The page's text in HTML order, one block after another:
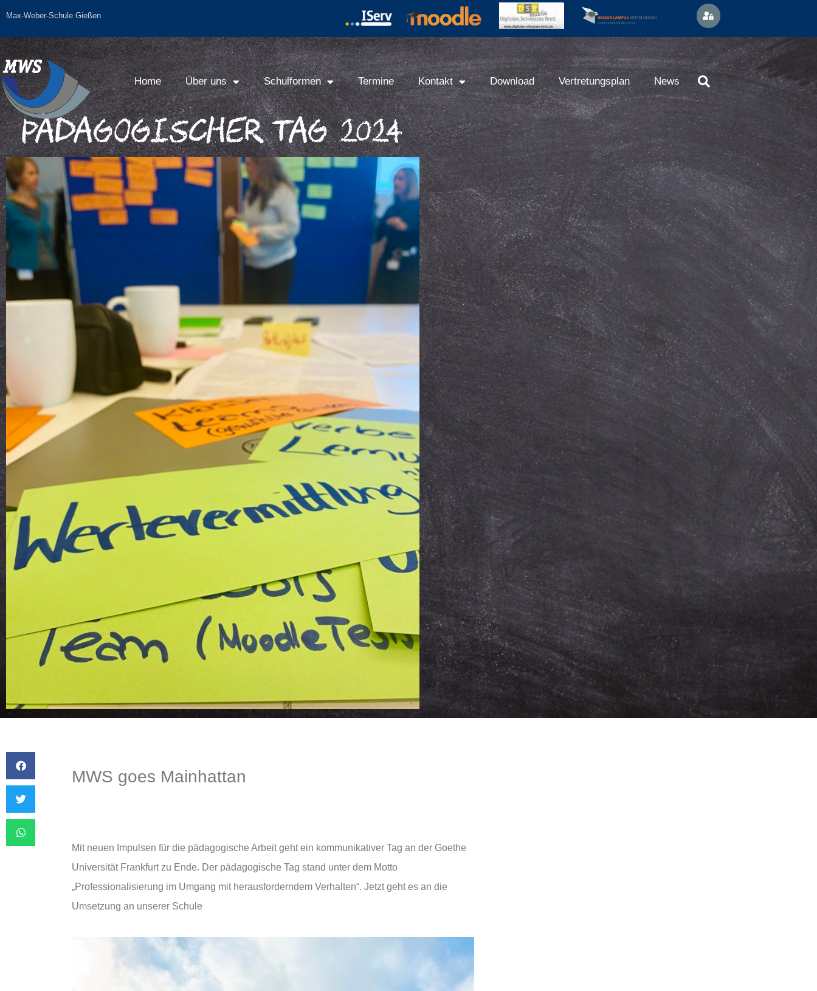
Max-Weber-Schule Gießen
Home Über uns Schulformen Termine Kontakt Download Vertretungsplan News
Pädagogischer Tag 2024
MWS goes Mainhattan
Mit neuen Impulsen für die pädagogische Arbeit geht ein kommunikativer Tag an der Goethe
Universität Frankfurt zu Ende. Der pädagogische Tag stand unter dem Motto
„Professionalisierung im Umgang mit herausforderndem Verhalten“. Jetzt geht es an die
Umsetzung an unserer Schule